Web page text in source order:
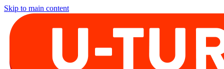
Skip to main content